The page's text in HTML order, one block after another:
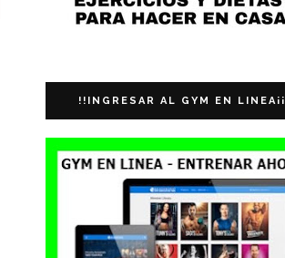
!!INGRESAR AL GYM EN LINEA¡¡